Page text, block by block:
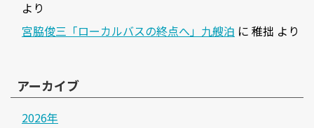
より
宮脇俊三「ローカルバスの終点へ」九艘泊 に 稚拙 より
アーカイブ
2026年